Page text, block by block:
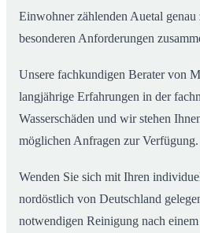
Einwohner zählenden Auetal
besonderen Anforderungen
Unsere fachkundigen Berater von
langjährige Erfahrungen in der
Wasserschäden und wir stehen
möglichen Anfragen zur Verfügung.
Wenden Sie sich mit Ihren
nordöstlich von Deutschland
notwendigen Reinigung nach einem